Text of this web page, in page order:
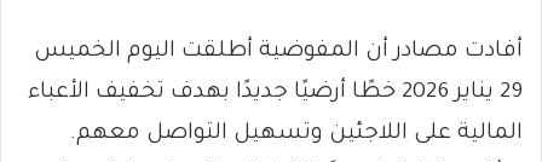
أفادت مصادر أن المفوضية أطلقت اليوم الخميس
29 يناير 2026 خطًا أرضيًا جديدًا بهدف تخفيف الأعباء
المالية على اللاجئين وتسهيل التواصل معهم.